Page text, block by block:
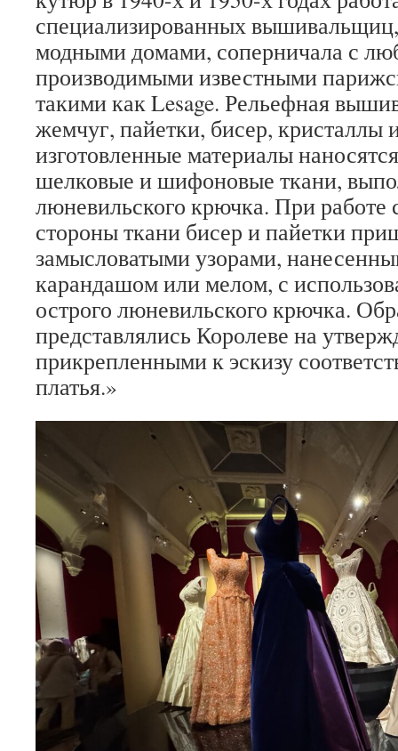
специализированных
модными домами, соперничала с
производимыми известными
такими как Lesage. Рельефная
жемчуг, пайетки, бисер, кристаллы
изготовленные материалы
шелковые и шифоновые ткани,
люневильского крючка. При работе
стороны ткани бисер и пайетки
замысловатыми узорами,
карандашом или мелом, с
острого люневильского крючка.
представлялись Королеве на
прикрепленными к эскизу
платья.»